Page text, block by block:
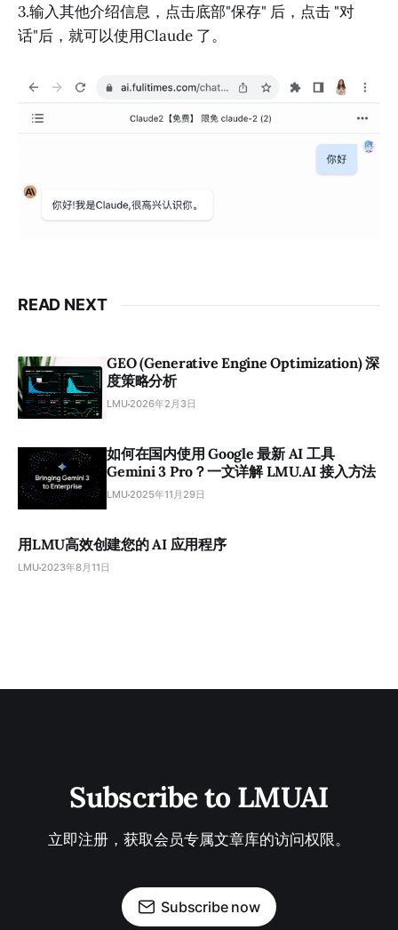
3.输入其他介绍信息，点击底部"保存" 后，点击 "对
话"后，就可以使用Claude 了。
READ NEXT
GEO (Generative Engine Optimization) 深
度策略分析
LMU 2026年2月3日
如何在国内使用 Google 最新 AI 工具
Gemini 3 Pro？一文详解 LMU.AI 接入方法
LMU 2025年11月29日
用LMU高效创建您的 AI 应用程序
LMU 2023年8月11日
Subscribe to LMUAI
立即注册，获取会员专属文章库的访问权限。
Subscribe now